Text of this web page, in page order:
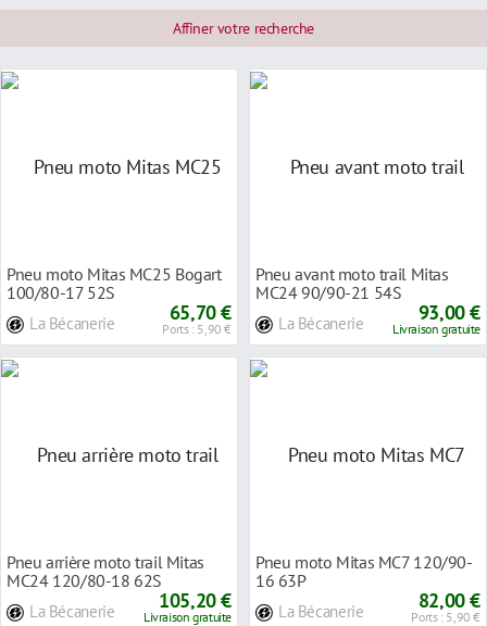
Affiner votre recherche
Pneu moto Mitas MC25 Bogart
100/80-17 52S
La Bécanerie 65,70 €
Ports : 5,90 €
Pneu avant moto trail Mitas
MC24 90/90-21 54S
La Bécanerie 93,00 €
Livraison gratuite
Pneu arrière moto trail Mitas
MC24 120/80-18 62S
La Bécanerie 105,20 €
Livraison gratuite
Pneu moto Mitas MC7 120/90-
16 63P
La Bécanerie 82,00 €
Ports : 5,90 €